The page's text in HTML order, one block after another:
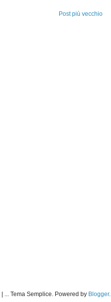
Post più vecchio
| ... Tema Semplice. Powered by Blogger.